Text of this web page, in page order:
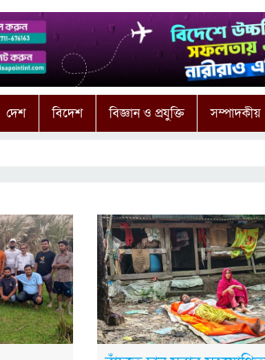
দেশ বিদেশ বিজ্ঞান ও প্রযুক্তি সম্পাদকীয়